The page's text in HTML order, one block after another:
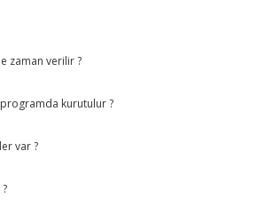
zaman verilir ?
programda kurutulur ?
var ?